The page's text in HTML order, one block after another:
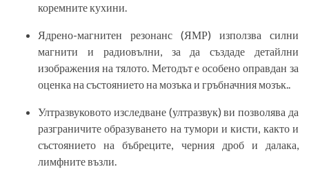
коремните кухини.
Ядрено-магнитен резонанс (ЯМР) използва силни
магнити и радиовълни, за да създаде детайлни
изображения на тялото. Методът е особено оправдан за
оценка на състоянието на мозъка и гръбначния мозък..
Ултразвуковото изследване (ултразвук) ви позволява да
разграничите образуването на тумори и кисти, както и
състоянието на бъбреците, черния дроб и далака,
лимфните възли.